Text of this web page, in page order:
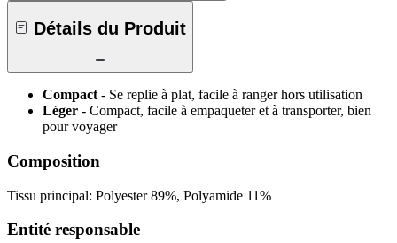
Détails du Produit
Compact - Se replie à plat, facile à ranger hors utilisation
Léger - Compact, facile à empaqueter et à transporter, bien
pour voyager
Composition
Tissu principal: Polyester 89%, Polyamide 11%
Entité responsable